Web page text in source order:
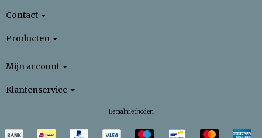
Contact
Producten
Mijn account
Klantenservice
Betaalmethoden